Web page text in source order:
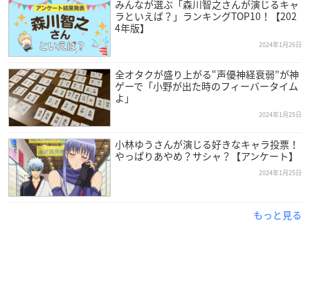
みんなが選ぶ「森川智之さんが演じるキャ
ラといえば？」ランキングTOP10！【202
4年版】
2024年1月26日
全オタクが盛り上がる“声優神経衰弱”が神
ゲーで「小野が出た時のフィーバータイム
よ」
2024年1月25日
小林ゆうさんが演じる好きなキャラ投票！
やっぱりあやめ？サシャ？【アンケート】
2024年1月25日
もっと見る